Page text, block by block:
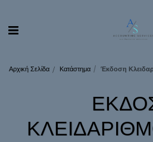
Αρχική Σελίδα Κατάστημα Έκδοση